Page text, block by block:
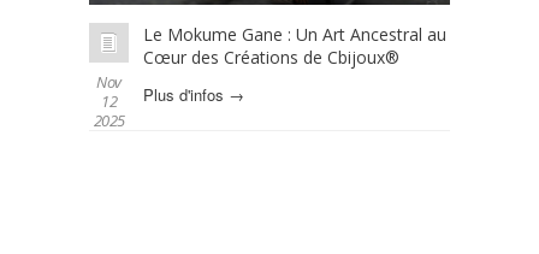
Nov
12
2025
Le Mokume Gane : Un Art Ancestral au
Cœur des Créations de Cbijoux®
Plus d'infos →